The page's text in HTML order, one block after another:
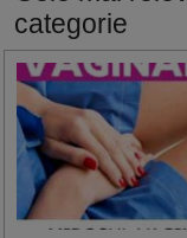
categorie